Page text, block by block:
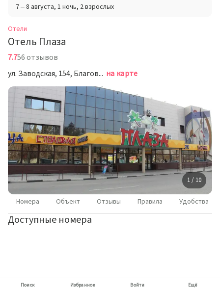
7 – 8 августа, 1 ночь, 2 взрослых
Отели
Отель Плаза
7.756 отзывов
ул. Заводская, 154, Благовещенск на карте
1 / 10
Номера Объект Отзывы Правила Удобства
Доступные номера
Поиск Избранное Войти Ещё